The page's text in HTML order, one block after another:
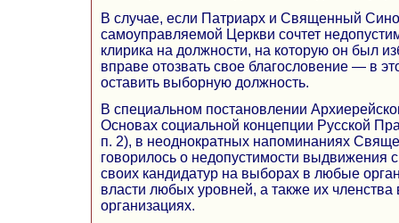
В случае, если Патриарх и Священный
самоуправляемой Церкви сочтет
клирика на должности, на которую он был
вправе отозвать свое благословение — в
оставить выборную должность.
В специальном постановлении
Основах социальной концепции Русской
п. 2), в неоднократных напоминаниях
говорилось о недопустимости выдвижения
своих кандидатур на выборах в любые
власти любых уровней, а также их членства
организациях.